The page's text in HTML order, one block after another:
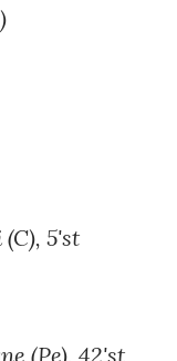
5'st
(Pe), 42'st